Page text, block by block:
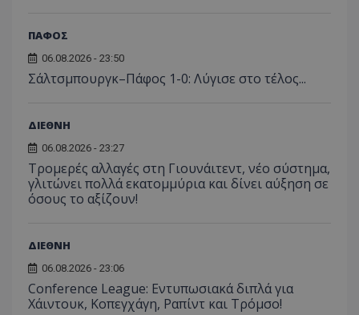
ΠΑΦΟΣ
06.08.2026 - 23:50
Σάλτσμπουργκ–Πάφος 1-0: Λύγισε στο τέλος...
ΔΙΕΘΝΗ
06.08.2026 - 23:27
Τρομερές αλλαγές στη Γιουνάιτεντ, νέο σύστημα,
γλιτώνει πολλά εκατομμύρια και δίνει αύξηση σε
όσους το αξίζουν!
ΔΙΕΘΝΗ
06.08.2026 - 23:06
Conference League: Εντυπωσιακά διπλά για
Χάιντουκ, Κοπεγχάγη, Ραπίντ και Τρόμσο!